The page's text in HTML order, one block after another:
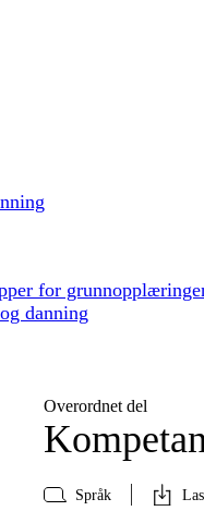
for
danning
Overordnet del
Språk